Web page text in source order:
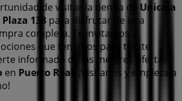
de visitar la tienda de Unicaja
Plaza 138 para disfrutar de una
completa. Te invitamos a
que tenemos para ti este
informado de las mejores ofertas
en Puerto Real
. ¡Visítanos y empieza a